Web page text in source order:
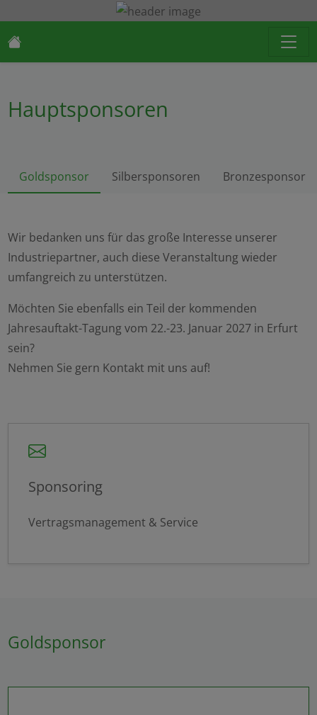
Hauptsponsoren
Goldsponsor Silbersponsoren Bronzesponsor
Wir bedanken uns für das große Interesse unserer
Industriepartner, auch diese Veranstaltung wieder
umfangreich zu unterstützen.
Möchten Sie ebenfalls ein Teil der kommenden
Jahresauftakt-Tagung vom 22.-23. Januar 2027 in Erfurt
sein?
Nehmen Sie gern Kontakt mit uns auf!
Sponsoring
Vertragsmanagement & Service
Goldsponsor